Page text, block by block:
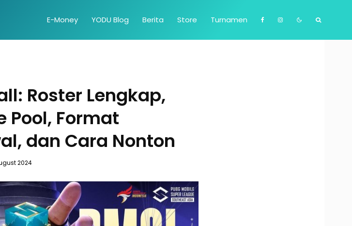
E-Money YODU Blog Berita Store Turnamen
Roster Lengkap,
Pool, Format
dan Cara Nonton
2024